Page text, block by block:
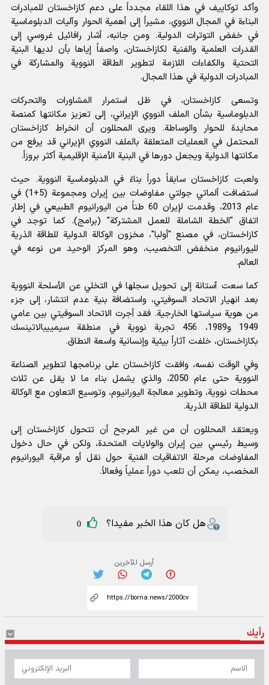
وأكد توكاييف في هذا اللقاء مجدداً على دعم كازاخستان للمبادرات
البناءة في المجال النووي، مشيراً إلى أهمية الحوار وآليات الدبلوماسية
في خفض التوترات الدولية. ومن جانبه، أشار رافائيل غروسي إلى
القدرات العلمية والفنية لكازاخستان، واصفاً إياها بأن لديها البنية
التحتية والكفاءات اللازمة لتطوير الطاقة النووية والمشاركة في
المبادرات الدولية في هذا المجال.
وتسعى كازاخستان، في ظل استمرار المشاورات والتحركات
الدبلوماسية بشأن الملف النووي الإيراني، إلى تعزيز مكانتها كمنصة
محايدة للحوار والوساطة. ويرى المحللون أن انخراط كازاخستان
المحتمل في العمليات المتعلقة بالملف النووي الإيراني قد يرفع من
مكانتها الدولية ويجعل دورها في البنية الأمنية الإقليمية أكثر بروزاً.
ولعبت كازاخستان سابقاً دوراً بناءً في الدبلوماسية النووية. حيث
استضافت ألماتي جولتي مفاوضات بين إيران ومجموعة (5+1) في
عام 2013، وقدمت لإيران 60 طناً من اليورانيوم الطبيعي في إطار
اتفاق "الخطة الشاملة للعمل المشتركة" (برامج). كما توجد في
كازاخستان، في مصنع "أولبا"، مخزون الوكالة الدولية للطاقة الذرية
لليورانيوم منخفض التخصيب، وهو المركز الوحيد من نوعه في
العالم.
كما سعت آستانة إلى تحويل سجلها في التخلي عن الأسلحة النووية
بعد انهيار الاتحاد السوفيتي، واستضافة بنية عدم انتشار، إلى جزء
من هوية سياستها الخارجية. فقد أجرت الاتحاد السوفيتي بين عامي
1949 و1989، 456 تجربة نووية في منطقة سيمييبالاتينسك
بكازاخستان، خلفت آثاراً بيئية وإنسانية واسعة النطاق.
وفي الوقت نفسه، وافقت كازاخستان على برنامجها لتطوير الصناعة
النووية حتى عام 2050، والذي يشمل بناء ما لا يقل عن ثلاث
محطات نووية، وتطوير معالجة اليورانيوم، وتوسيع التعاون مع الوكالة
الدولية للطاقة الذرية.
ويعتقد المحللون أن من غير المرجح أن تتحول كازاخستان إلى
وسيط رئيسي بين إيران والولايات المتحدة، ولكن في حال دخول
المفاوضات مرحلة الاتفاقيات الفنية حول نقل أو مراقبة اليورانيوم
المخصب، يمكن أن تلعب دوراً عملياً وفعالاً.
هل كان هذا الخبر مفيدا؟ 0
أرسل للآخرين
رأيك